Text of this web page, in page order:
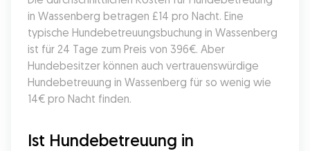
in Wassenberg betragen £14 pro Nacht. Eine
typische Hundebetreuungsbuchung in Wassenberg
ist für 24 Tage zum Preis von 396€. Aber
Hundebesitzer können auch vertrauenswürdige
Hundebetreuung in Wassenberg für so wenig wie
14€ pro Nacht finden.
Ist Hundebetreuung in